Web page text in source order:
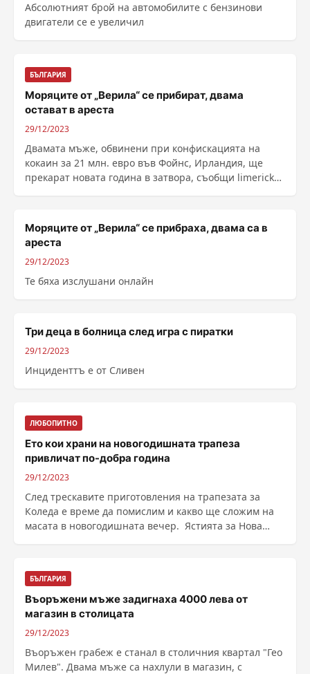
Абсолютният брой на автомобилите с бензинови
двигатели се е увеличил
БЪЛГАРИЯ
Моряците от „Верила“ се прибират, двама
остават в ареста
29/12/2023
Двамата мъже, обвинени при конфискацията на
кокаин за 21 млн. евро във Фойнс, Ирландия, ще
прекарат новата година в затвора, съобщи limerick
Моряците от „Верила“ се прибраха, двама са в
ареста
29/12/2023
Те бяха изслушани онлайн
Три деца в болница след игра с пиратки
29/12/2023
Инциденттъ е от Сливен
ЛЮБОПИТНО
Ето кои храни на новогодишната трапеза
привличат по-добра година
29/12/2023
След трескавите приготовления на трапезата за
Коледа е време да помислим и какво ще сложим на
масата в новогодишната вечер. Ястията за Нова
БЪЛГАРИЯ
Въоръжени мъже задигнаха 4000 лева от
магазин в столицата
29/12/2023
Въоръжен грабеж е станал в столичния квартал "Гео
Милев". Двама мъже са нахлули в магазин, с